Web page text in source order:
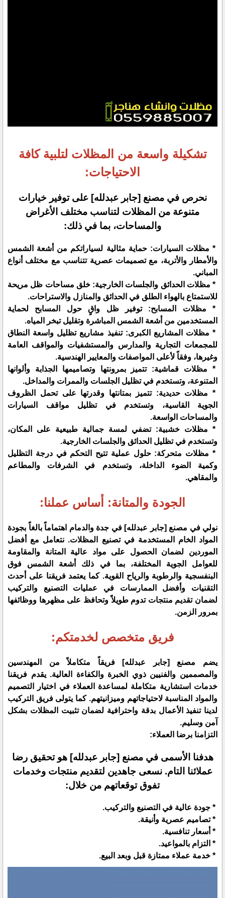
تشكيلة واسعة من المظلات لتلبية كافة
الاحتياجات:
نحرص في مصنع [جابر عبدلله] على توفير خيارات
متنوعة من المظلات لتناسب مختلف الأغراض
والمساحات، بما في ذلك:
* مظلات السيارات: حماية مثالية لسياراتكم من أشعة الشمس
والأمطار والأتربة، مع تصميمات عصرية تتناسب مع مختلف أنواع
المباني.
* مظلات الحدائق والجلسات الخارجية: خلق مساحات ظل مريحة
للاستمتاع بالهواء الطلق في الحدائق والمنازل والاستراحات.
* مظلات المسابح: توفير ظل واقٍ حول المسابح لحماية
المستخدمين من أشعة الشمس المباشرة وتقليل تبخر المياه.
* مظلات المشاريع الكبرى: تنفيذ مشاريع تظليل واسعة النطاق
للمجمعات التجارية والمدارس والمستشفيات والمواقف العامة
وغيرها، وفقاً لأعلى المواصفات والمعايير الهندسية.
* مظلات قماشية: تتميز بمرونتها وتصاميمها الجذابة وألوانها
المتنوعة، وتستخدم في تظليل الجلسات والممرات والمداخل.
* مظلات حديدية: تتميز بمتانتها وقدرتها على تحمل الظروف
الجوية القاسية، وتستخدم في تظليل مواقف السيارات
والمساحات الواسعة.
* مظلات خشبية: تضفي لمسة جمالية طبيعية على المكان،
وتستخدم في تظليل الحدائق والجلسات الخارجية.
* مظلات متحركة: حلول عملية تتيح التحكم في درجة التظليل
وكمية الضوء الداخلة، وتستخدم في الشرفات والمطاعم
والمقاهي.
الجودة والمتانة: أساس عملنا:
نولي في مصنع [جابر عبدلله] في جدة والدمام اهتماماً بالغاً بجودة
المواد الخام المستخدمة في تصنيع المظلات. نتعامل مع أفضل
الموردين لضمان الحصول على مواد عالية المتانة والمقاومة
للعوامل الجوية المختلفة، بما في ذلك أشعة الشمس فوق
البنفسجية والرطوبة والرياح القوية. كما يعتمد فريقنا على أحدث
التقنيات وأفضل الممارسات في عمليات التصنيع والتركيب
لضمان تقديم منتجات تدوم طويلاً وتحافظ على مظهرها ووظائفها
بمرور الزمن.
فريق متخصص لخدمتكم:
يضم مصنع [جابر عبدلله] فريقاً متكاملاً من المهندسين
والمصممين والفنيين ذوي الخبرة والكفاءة العالية. يقدم فريقنا
خدمات استشارية متكاملة لمساعدة العملاء في اختيار التصميم
والمواد المناسبة لاحتياجاتهم وميزانيتهم. كما يتولى فريق التركيب
لدينا تنفيذ الأعمال بدقة واحترافية لضمان تثبيت المظلات بشكل
آمن وسليم.
التزامنا برضا العملاء:
هدفنا الأسمى في مصنع [جابر عبدلله] هو تحقيق رضا
عملائنا التام. نسعى جاهدين لتقديم منتجات وخدمات
تفوق توقعاتهم من خلال:
* جودة عالية في التصنيع والتركيب.
* تصاميم عصرية وأنيقة.
* أسعار تنافسية.
* التزام بالمواعيد.
* خدمة عملاء ممتازة قبل وبعد البيع.